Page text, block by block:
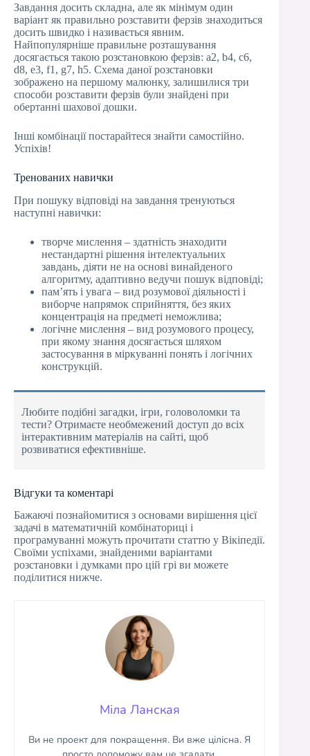
Завдання досить складна, але як мінімум один
варіант як правильно розставити ферзів знаходиться
досить швидко і називається явним.
Найпопулярніше правильне розташування
досягається такою розстановкою ферзів: a2, b4, c6,
d8, e3, f1, g7, h5. Схема даної розстановки
зображено на першому малюнку, залишилися три
способи розставити ферзів були знайдені при
обертанні шахової дошки.
Інші комбінації постарайтеся знайти самостійно.
Успіхів!
Тренованих навички
При пошуку відповіді на завдання тренуються
наступні навички:
творче мислення – здатність знаходити
нестандартні рішення інтелектуальних
завдань, діяти не на основі винайденого
алгоритму, адаптивно ведучи пошук відповіді;
пам’ять і увага – вид розумової діяльності і
виборче напрямок сприйняття, без яких
концентрація на предметі неможлива;
логічне мислення – вид розумового процесу,
при якому знання досягається шляхом
застосування в міркуванні понять і логічних
конструкцій.
Любите подібні загадки, ігри, головоломки та
тести? Отримаєте необмежений доступ до всіх
інтерактивним матеріалів на сайті, щоб
розвиватися ефективніше.
Відгуки та коментарі
Бажаючі познайомитися з основами вирішення цієї
задачі в математичній комбінаториці і
програмуванні можуть прочитати статтю у Вікіпедії.
Своїми успіхами, знайденими варіантами
розстановки і думками про цій грі ви можете
поділитися нижче.
Міла Ланская
Ви не проект для покращення. Ви вже цілісна. Я